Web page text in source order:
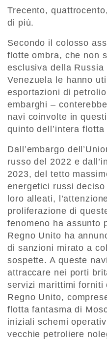
Trecento,
di più.
Secondo il colosso
flotte ombra, che non
esclusiva della Russia
Venezuela le hanno
esportazioni di
embarghi –
navi coinvolte in
quinto dell’intera
Dall’embargo
russo del 2022 e
2023, del tetto
energetici russi
loro alleati,
proliferazione di
fenomeno ha assunto
Regno Unito ha
di sanzioni mirato a
sospette. A queste
attraccare nei porti
servizi marittimi forniti
Regno Unito,
flotta fantasma di
iniziali schemi
vecchie petroliere